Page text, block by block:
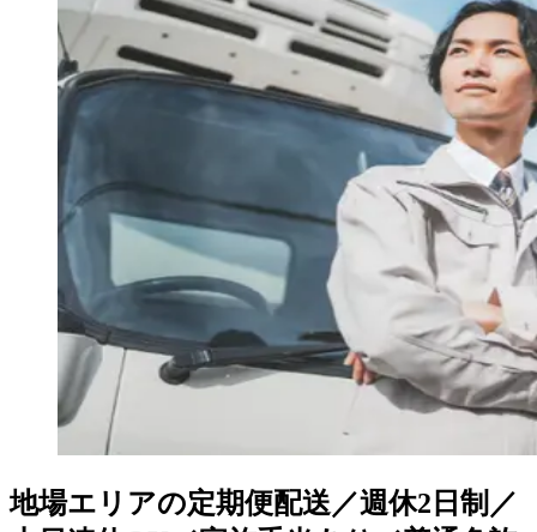
地場エリアの定期便配送／週休2日制／